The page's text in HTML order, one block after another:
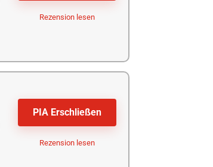
Rezension lesen
PIA Erschließen
Rezension lesen